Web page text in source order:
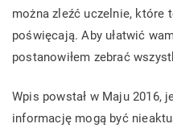
można zleźć uczelnie, które
poświęcają. Aby ułatwić
postanowiłem zebrać
Wpis powstał w Maju 2016,
informację mogą być